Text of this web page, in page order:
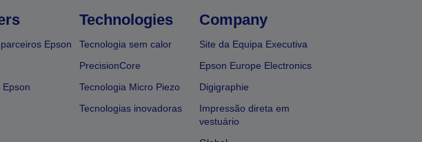
Epson
Epson
Technologies
Tecnologia sem calor
PrecisionCore
Tecnologia Micro Piezo
Tecnologias inovadoras
Company
Site da Equipa Executiva
Epson Europe Electronics
Digigraphie
Impressão direta em
vestuário